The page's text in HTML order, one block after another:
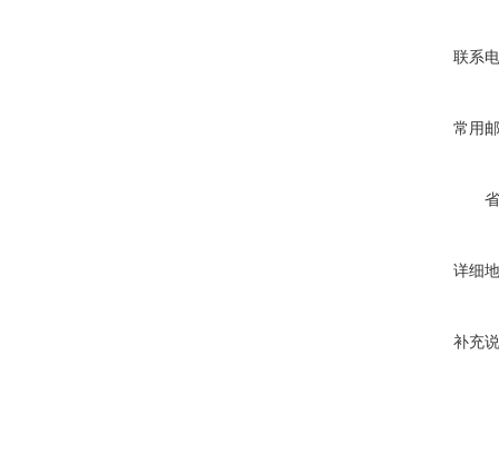
联系
常用
详细
补充